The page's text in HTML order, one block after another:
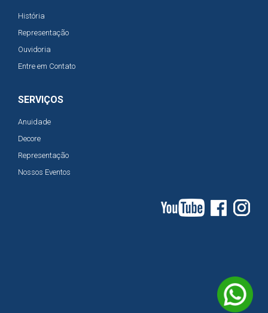
História
Representação
Ouvidoria
Entre em Contato
SERVIÇOS
Anuidade
Decore
Representação
Nossos Eventos